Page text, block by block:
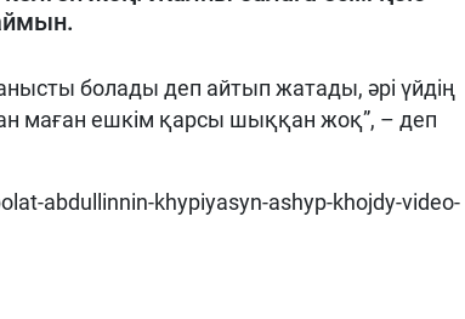
болады деп айтып жатады, әрі үйдің
маған ешкім қарсы шыққан жоқ”, – деп
abdullinnin-khypiyasyn-ashyp-khojdy-video-